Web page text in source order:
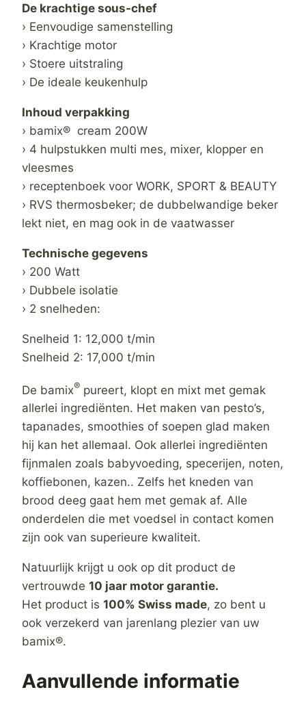
De krachtige sous-chef​
› Eenvoudige samenstelling
› Krachtige motor
› Stoere uitstraling
› De ideale keukenhulp
Inhoud verpakking
› bamix® cream 200W
› 4 hulpstukken multi mes, mixer, klopper en
vleesmes
› receptenboek voor WORK, SPORT & BEAUTY
› RVS thermosbeker; de dubbelwandige beker
lekt niet, en mag ook in de vaatwasser
Technische gegevens
› 200 Watt
› Dubbele isolatie
› 2 snelheden:
Snelheid 1: 12,000 t/min
Snelheid 2: 17,000 t/min
De bamix® pureert, klopt en mixt met gemak
allerlei ingrediënten. Het maken van pesto’s,
tapanades, smoothies of soepen glad maken
hij kan het allemaal. Ook allerlei ingrediënten
fijnmalen zoals babyvoeding, specerijen, noten,
koffiebonen, kazen.. Zelfs het kneden van
brood deeg gaat hem met gemak af. Alle
onderdelen die met voedsel in contact komen
zijn ook van superieure kwaliteit.
Natuurlijk krijgt u ook op dit product de
vertrouwde 10 jaar motor garantie.
Het product is 100% Swiss made, zo bent u
ook verzekerd van jarenlang plezier van uw
bamix®.
Aanvullende informatie